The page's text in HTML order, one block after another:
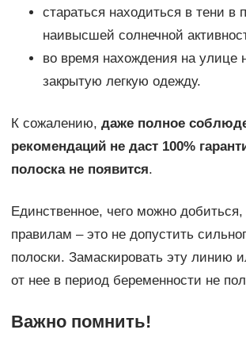
стараться находиться в тени в
наивысшей солнечной
во время нахождения на улице
закрытую легкую одежду.
К сожалению, даже полное
рекомендаций не даст 100%
полоска не появится.
Единственное, чего можно
правилам – это не допустить
полоски. Замаскировать эту линию
от нее в период беременности не
Важно помнить!